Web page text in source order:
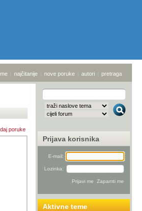
| najčitanije | nove poruke | autori | pretraga
poruke
Prijava korisnika
E-mail:
Lozinka:
Aktivne teme